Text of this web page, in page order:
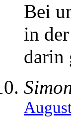
Bei
in
darin